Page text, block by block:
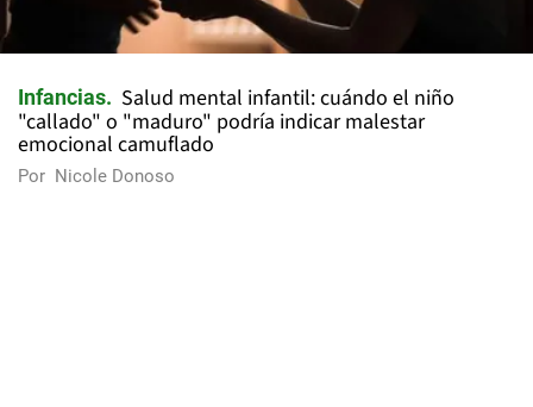
Infancias
Salud mental infantil: cuándo el niño
"callado" o "maduro" podría indicar malestar
emocional camuflado
Por Nicole Donoso